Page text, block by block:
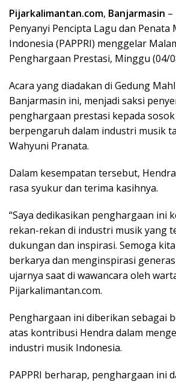
e
b
o
o
k
at
s
A
p
p
t ar
e
Pijarkalimantan.com, Banjarmasin –
Penyanyi Pencipta Lagu dan Penata
Indonesia (PAPPRI) menggelar
Penghargaan Prestasi, Minggu (04/
Acara yang diadakan di Gedung
Banjarmasin ini, menjadi saksi
penghargaan prestasi kepada
berpengaruh dalam industri musik
Wahyuni Pranata.
Dalam kesempatan tersebut,
rasa syukur dan terima kasihnya.
“Saya dedikasikan penghargaan ini
rekan-rekan di industri musik yang
dukungan dan inspirasi. Semoga
berkarya dan menginspirasi
ujarnya saat di wawancara oleh
Pijarkalimantan.com.
Penghargaan ini diberikan sebagai
atas kontribusi Hendra dalam
industri musik Indonesia.
PAPPRI berharap, penghargaan ini